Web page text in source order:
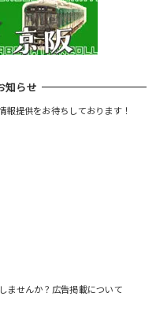
知らせ
報提供をお待ちしております！
ませんか？広告掲載について